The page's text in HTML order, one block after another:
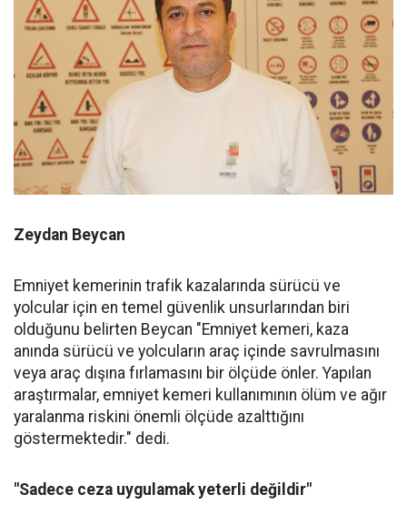
Zeydan Beycan
Emniyet kemerinin trafik kazalarında sürücü ve
yolcular için en temel güvenlik unsurlarından biri
olduğunu belirten Beycan "Emniyet kemeri, kaza
anında sürücü ve yolcuların araç içinde savrulmasını
veya araç dışına fırlamasını bir ölçüde önler. Yapılan
araştırmalar, emniyet kemeri kullanımının ölüm ve ağır
yaralanma riskini önemli ölçüde azalttığını
göstermektedir." dedi.
"Sadece ceza uygulamak yeterli değildir"